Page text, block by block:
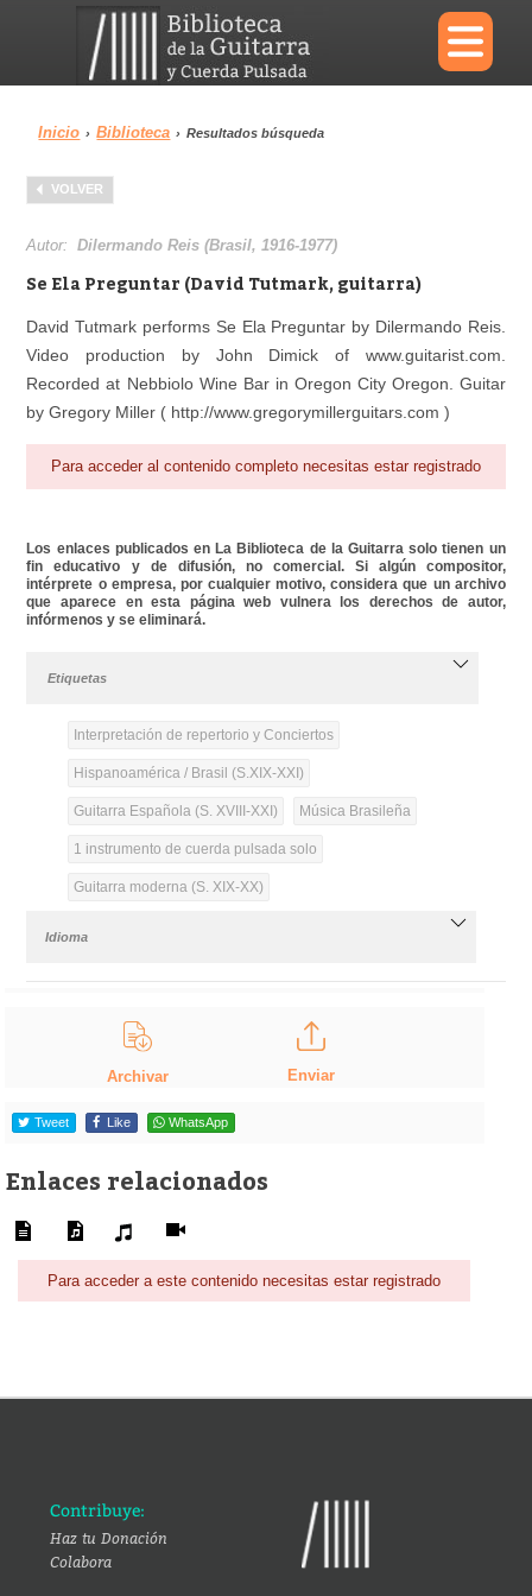
×
Menu
Biblioteca Diccionario
Área personal Reproductor
Inicio › Biblioteca › Resultados búsqueda
VOLVER
Autor:Dilermando Reis (Brasil, 1916-1977)
Se Ela Preguntar (David Tutmark, guitarra)
David Tutmark performs Se Ela Preguntar by Dilermando Reis.
Video production by John Dimick of www.guitarist.com.
Recorded at Nebbiolo Wine Bar in Oregon City Oregon. Guitar
by Gregory Miller ( http://www.gregorymillerguitars.com )
Para acceder al contenido completo necesitas estar registrado
Los enlaces publicados en La Biblioteca de la Guitarra solo tienen un
fin educativo y de difusión, no comercial. Si algún compositor,
intérprete o empresa, por cualquier motivo, considera que un archivo
que aparece en esta página web vulnera los derechos de autor,
infórmenos y se eliminará.
Etiquetas
Interpretación de repertorio y Conciertos
Hispanoamérica / Brasil (S.XIX-XXI)
Guitarra Española (S. XVIII-XXI) Música Brasileña
1 instrumento de cuerda pulsada solo
Guitarra moderna (S. XIX-XX)
Idioma
Archivar Enviar
Tweet Like WhatsApp
Enlaces relacionados
Para acceder a este contenido necesitas estar registrado
Contribuye:
Haz tu Donación
Colabora